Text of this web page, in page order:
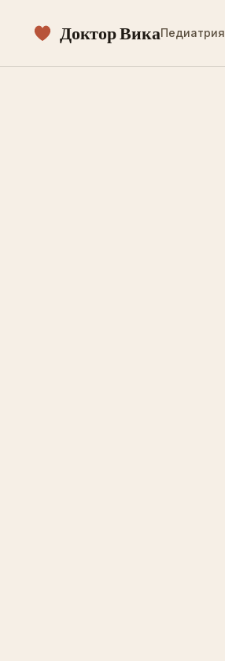
Доктор ВикаПедиатрия